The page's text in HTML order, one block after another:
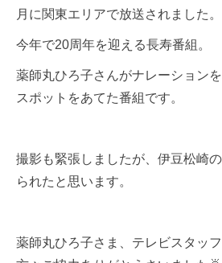
月に関東エリアで放送されました。
今年で20周年を迎える長寿番組。
薬師丸ひろ子さんがナレーション
スポットをあてた番組です。
撮影も緊張しましたが、伊豆松崎
られたと思います。
薬師丸ひろ子さま、テレビスタッ